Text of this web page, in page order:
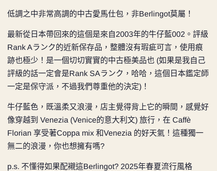
低調之中非常高調的中古愛馬仕包，非Berlingot莫屬！
最新從日本帶回來的這個是來自2003年的牛仔藍002。評級
Rank Aランク的近新保存品，整體沒有瑕疵可言，使用痕
跡也極少！是一個切切實實的中古極美品也 (如果是我自己
評級的話一定會是Rank SAランク，哈哈，這個日本鑑定師
一定是保守派，不過我們尊重他的決定)！
牛仔藍色，既溫柔又浪漫，店主覺得背上它的𣊬間，感覺好
像穿越到 Venezia (Venice的意大利文) 旅行 ，在 Caffè
Florian 享受著Coppa mix 和Venezia 的好天氣！這種獨一
無二的浪漫，你也想擁有嗎?
p.s. 不懂得如果配襯這Berlingot? 2025年春夏流行風格